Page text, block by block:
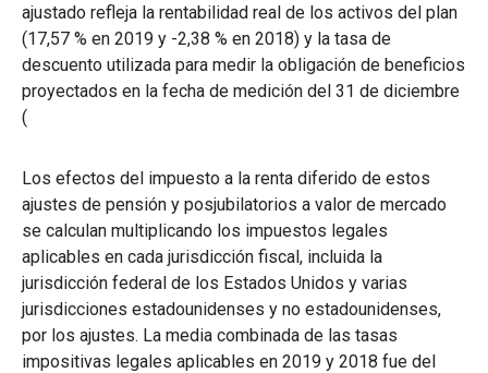
ajustado refleja la rentabilidad real de los activos del plan
(17,57 % en 2019 y -2,38 % en 2018) y la tasa de
descuento utilizada para medir la obligación de beneficios
proyectados en la fecha de medición del 31 de diciembre
(
Los efectos del impuesto a la renta diferido de estos
ajustes de pensión y posjubilatorios a valor de mercado
se calculan multiplicando los impuestos legales
aplicables en cada jurisdicción fiscal, incluida la
jurisdicción federal de los Estados Unidos y varias
jurisdicciones estadounidenses y no estadounidenses,
por los ajustes. La media combinada de las tasas
impositivas legales aplicables en 2019 y 2018 fue del